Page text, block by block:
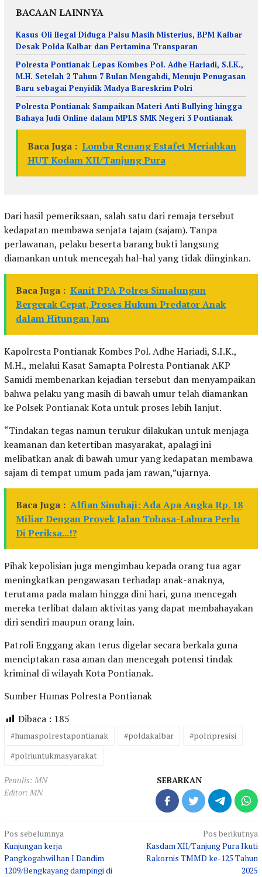
BACAAN LAINNYA
Kasus Oli Ilegal Diduga Palsu Masih Misterius, BPM Kalbar
Desak Polda Kalbar dan Pertamina Transparan
Polresta Pontianak Lepas Kombes Pol. Adhe Hariadi, S.I.K.,
M.H. Setelah 2 Tahun 7 Bulan Mengabdi, Menuju Penugasan
Baru sebagai Penyidik Madya Bareskrim Polri
Polresta Pontianak Sampaikan Materi Anti Bullying hingga
Bahaya Judi Online dalam MPLS SMK Negeri 3 Pontianak
Baca Juga : Lomba Renang Estafet Meriahkan
HUT Kodam XII/Tanjung Pura
Dari hasil pemeriksaan, salah satu dari remaja tersebut
kedapatan membawa senjata tajam (sajam). Tanpa
perlawanan, pelaku beserta barang bukti langsung
diamankan untuk mencegah hal-hal yang tidak diinginkan.
Baca Juga : Kanit PPA Polres Simalungun
Bergerak Cepat, Proses Hukum Predator Anak
dalam Hitungan Jam
Kapolresta Pontianak Kombes Pol. Adhe Hariadi, S.I.K.,
M.H., melalui Kasat Samapta Polresta Pontianak AKP
Samidi membenarkan kejadian tersebut dan menyampaikan
bahwa pelaku yang masih di bawah umur telah diamankan
ke Polsek Pontianak Kota untuk proses lebih lanjut.
“Tindakan tegas namun terukur dilakukan untuk menjaga
keamanan dan ketertiban masyarakat, apalagi ini
melibatkan anak di bawah umur yang kedapatan membawa
sajam di tempat umum pada jam rawan,”ujarnya.
Baca Juga : Alfian Sinuhaji: Ada Apa Angka Rp. 18
Miliar Dengan Proyek Jalan Tobasa-Labura Perlu
Di Periksa...!?
Pihak kepolisian juga mengimbau kepada orang tua agar
meningkatkan pengawasan terhadap anak-anaknya,
terutama pada malam hingga dini hari, guna mencegah
mereka terlibat dalam aktivitas yang dapat membahayakan
diri sendiri maupun orang lain.
Patroli Enggang akan terus digelar secara berkala guna
menciptakan rasa aman dan mencegah potensi tindak
kriminal di wilayah Kota Pontianak.
Sumber Humas Polresta Pontianak
Dibaca : 185
#humaspolrestapontianak #poldakalbar
#polripresisi
#polriuntukmasyarakat
Penulis: MN
Editor: MN
SEBARKAN
Navigasi
pos
Pos sebelumnya
Kunjungan kerja
Pangkogabwilhan I Dandim
1209/Bengkayang dampingi di
Pos berikutnya
Kasdam XII/Tanjung Pura Ikuti
Rakornis TMMD ke-125 Tahun
2025